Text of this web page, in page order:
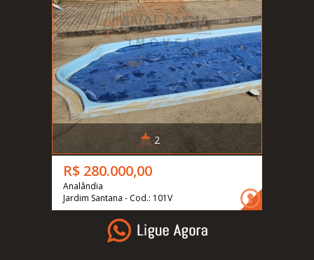
2
R$ 280.000,00
Analândia
Jardim Santana - Cod.: 101V